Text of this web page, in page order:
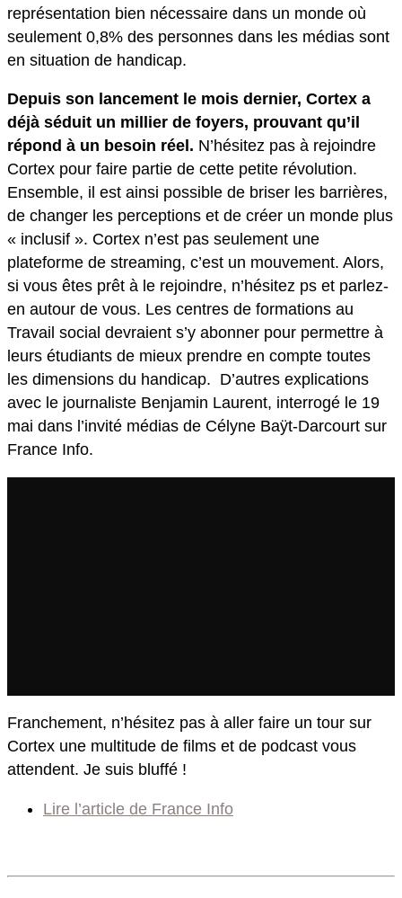
représentation bien nécessaire dans un monde où
seulement 0,8% des personnes dans les médias sont
en situation de handicap.
Depuis son lancement le mois dernier, Cortex a
déjà séduit un millier de foyers, prouvant qu’il
répond à un besoin réel. N’hésitez pas à rejoindre
Cortex pour faire partie de cette petite révolution.
Ensemble, il est ainsi possible de briser les barrières,
de changer les perceptions et de créer un monde plus
« inclusif ». Cortex n’est pas seulement une
plateforme de streaming, c’est un mouvement. Alors,
si vous êtes prêt à le rejoindre, n’hésitez ps et parlez-
en autour de vous. Les centres de formations au
Travail social devraient s’y abonner pour permettre à
leurs étudiants de mieux prendre en compte toutes
les dimensions du handicap. D’autres explications
avec le journaliste Benjamin Laurent, interrogé le 19
mai dans l’invité médias de Célyne Baÿt-Darcourt sur
France Info.
Franchement, n’hésitez pas à aller faire un tour sur
Cortex une multitude de films et de podcast vous
attendent. Je suis bluffé !
Lire l’article de France Info